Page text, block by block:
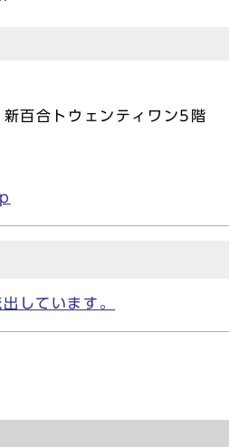
合トウェンティワン5階
しています。